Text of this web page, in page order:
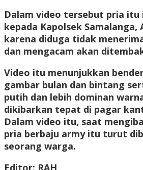
Dalam video tersebut pria
kepada Kapolsek Samalanga,
karena diduga tidak
dan mengacam akan
Video itu menunjukkan
gambar bulan dan bintang
putih dan lebih dominan
dikibarkan tepat di pagar
Dalam video itu, saat
pria berbaju army itu turut
seorang warga.
Editor: RAH